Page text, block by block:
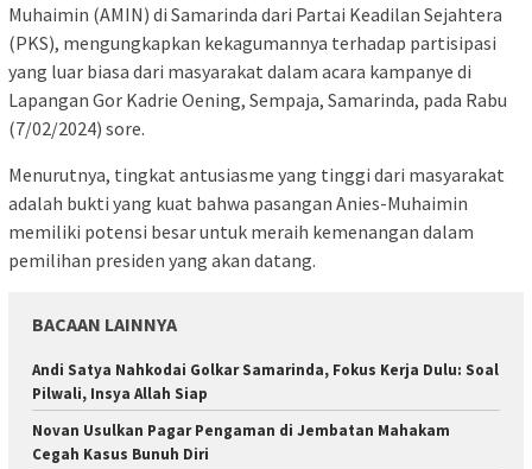
Muhaimin (AMIN) di Samarinda dari Partai Keadilan Sejahtera
(PKS), mengungkapkan kekagumannya terhadap partisipasi
yang luar biasa dari masyarakat dalam acara kampanye di
Lapangan Gor Kadrie Oening, Sempaja, Samarinda, pada Rabu
(7/02/2024) sore.
Menurutnya, tingkat antusiasme yang tinggi dari masyarakat
adalah bukti yang kuat bahwa pasangan Anies-Muhaimin
memiliki potensi besar untuk meraih kemenangan dalam
pemilihan presiden yang akan datang.
BACAAN LAINNYA
Andi Satya Nahkodai Golkar Samarinda, Fokus Kerja Dulu: Soal
Pilwali, Insya Allah Siap
Novan Usulkan Pagar Pengaman di Jembatan Mahakam
Cegah Kasus Bunuh Diri